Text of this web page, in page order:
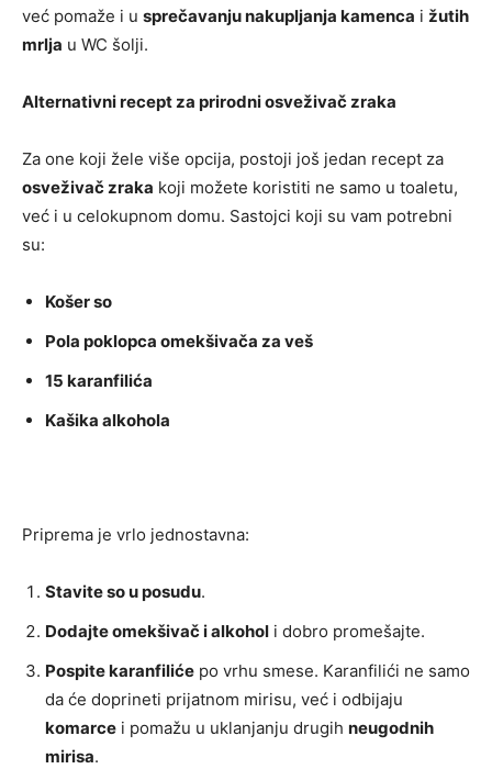
već pomaže i u sprečavanju nakupljanja kamenca i žutih
mrlja u WC šolji.
Alternativni recept za prirodni osveživač zraka
Za one koji žele više opcija, postoji još jedan recept za
osveživač zraka koji možete koristiti ne samo u toaletu,
već i u celokupnom domu. Sastojci koji su vam potrebni
su:
Košer so
Pola poklopca omekšivača za veš
15 karanfilića
Kašika alkohola
Priprema je vrlo jednostavna:
Stavite so u posudu.
Dodajte omekšivač i alkohol i dobro promešajte.
Pospite karanfiliće po vrhu smese. Karanfilići ne samo
da će doprineti prijatnom mirisu, već i odbijaju
komarce i pomažu u uklanjanju drugih neugodnih
mirisa.